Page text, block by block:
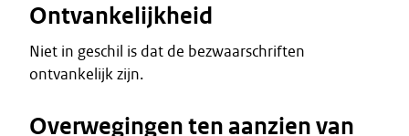
Ontvankelijkheid
Niet in geschil is dat de bezwaarschriften
ontvankelijk zijn.
Overwegingen ten aanzien van